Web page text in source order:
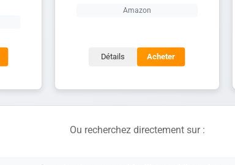
Amazon
Détails Acheter
Ou recherchez directement sur :